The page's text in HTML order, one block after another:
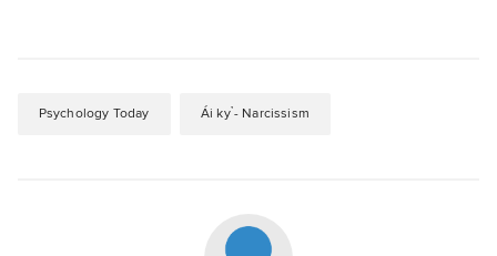
Psychology Today Ái kỷ - Narcissism